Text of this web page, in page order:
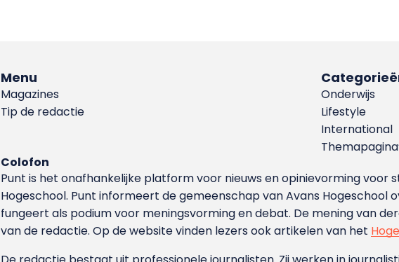
Menu
Magazines
Tip de redactie
Onderwijs
Lifestyle
International
Colofon
Punt is het onafhankelijke platform voor nieuws en opinievorming voor
Hoge­school. Punt informeert de gemeenschap van Avans
fungeert als podium voor meningsvorming en debat. De mening van
van de redactie. Op de website vinden lezers ook artikelen van het